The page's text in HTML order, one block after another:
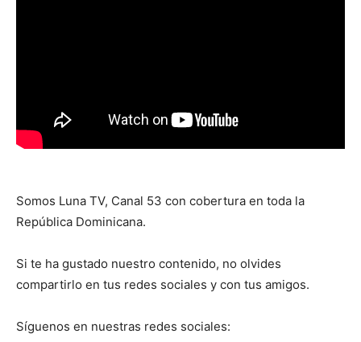
Somos Luna TV, Canal 53 con cobertura en toda la
República Dominicana.
Si te ha gustado nuestro contenido, no olvides
compartirlo en tus redes sociales y con tus amigos.
Síguenos en nuestras redes sociales: